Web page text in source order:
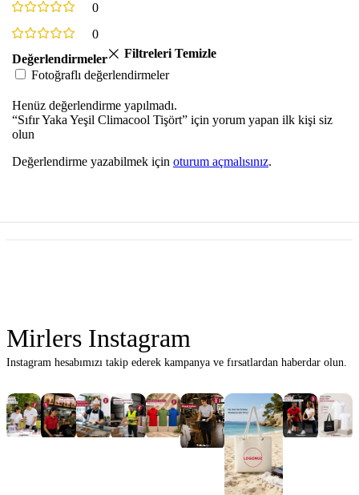
0
0
Değerlendirmeler
Filtreleri Temizle
Fotoğraflı değerlendirmeler
Henüz değerlendirme yapılmadı.
“Sıfır Yaka Yeşil Climacool Tişört” için yorum yapan ilk kişi siz
olun
Değerlendirme yazabilmek için oturum açmalısınız.
Mirlers Instagram
Instagram hesabımızı takip ederek kampanya ve fırsatlardan haberdar olun.